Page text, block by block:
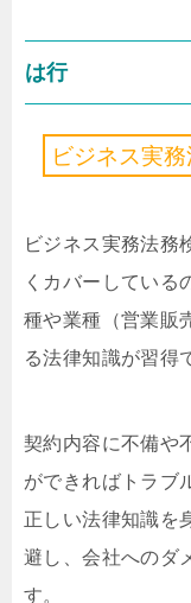
は行
ビジネ ス実務
ビジネス実務法務
くカバーしている
種や業種（営業販
る法律知識が習得
契約内容に不備や
ができればトラブ
正しい法律知識を
避し、会社へのダ
す。